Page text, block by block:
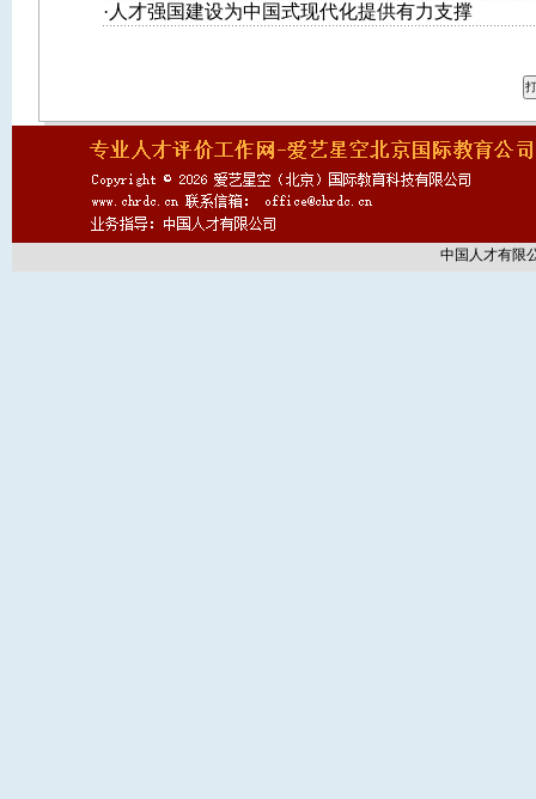
· 人才强国建设为中国式现代化提供有力支撑
中国人才有限